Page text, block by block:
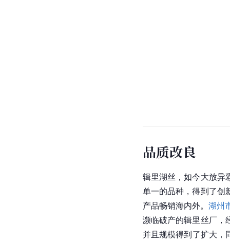
品质改良
辑里湖丝，如今大放异
单一的品种，得到了创
产品畅销海内外。 湖州
濒临破产的辑里丝厂，
并且规模得到了扩大，